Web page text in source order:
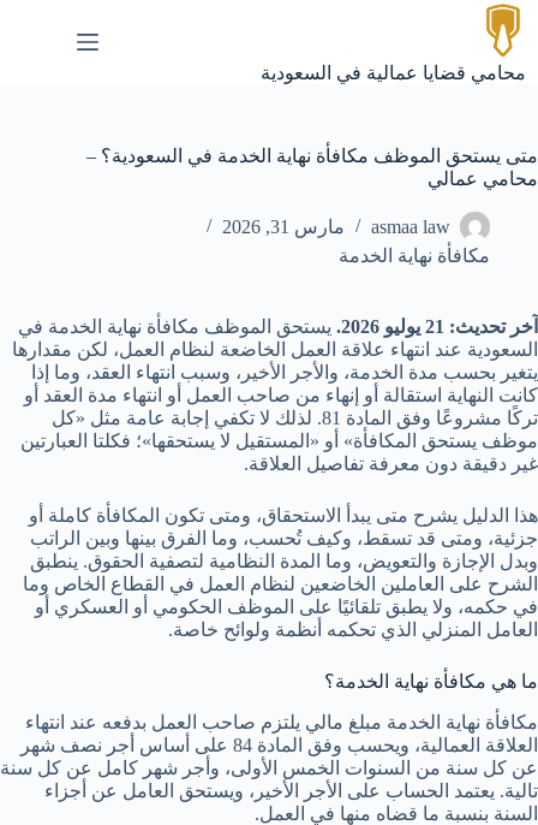
التجاوز
إلى
المحتوى
محامي قضايا عمالية في السعودية
متى يستحق الموظف مكافأة نهاية الخدمة في السعودية؟ –
محامي عمالي
asmaa law
مارس 31, 2026
مكافأة نهاية الخدمة
آخر تحديث: 21 يوليو 2026.
يستحق الموظف مكافأة نهاية الخدمة في
السعودية عند انتهاء علاقة العمل الخاضعة لنظام العمل، لكن مقدارها
يتغير بحسب مدة الخدمة، والأجر الأخير، وسبب انتهاء العقد، وما إذا
كانت النهاية استقالة أو إنهاء من صاحب العمل أو انتهاء مدة العقد أو
تركًا مشروعًا وفق المادة 81. لذلك لا تكفي إجابة عامة مثل «كل
موظف يستحق المكافأة» أو «المستقيل لا يستحقها»؛ فكلتا العبارتين
غير دقيقة دون معرفة تفاصيل العلاقة.
هذا الدليل يشرح متى يبدأ الاستحقاق، ومتى تكون المكافأة كاملة أو
جزئية، ومتى قد تسقط، وكيف تُحسب، وما الفرق بينها وبين الراتب
وبدل الإجازة والتعويض، وما المدة النظامية لتصفية الحقوق. ينطبق
الشرح على العاملين الخاضعين لنظام العمل في القطاع الخاص وما
في حكمه، ولا يطبق تلقائيًا على الموظف الحكومي أو العسكري أو
العامل المنزلي الذي تحكمه أنظمة ولوائح خاصة.
ما هي مكافأة نهاية الخدمة؟
مكافأة نهاية الخدمة مبلغ مالي يلتزم صاحب العمل بدفعه عند انتهاء
العلاقة العمالية، ويحسب وفق المادة 84 على أساس أجر نصف شهر
عن كل سنة من السنوات الخمس الأولى، وأجر شهر كامل عن كل سنة
تالية. يعتمد الحساب على الأجر الأخير، ويستحق العامل عن أجزاء
السنة بنسبة ما قضاه منها في العمل.